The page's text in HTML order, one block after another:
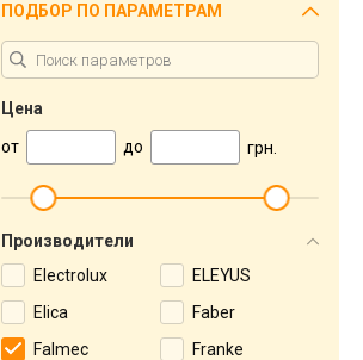
ПОДБОР ПО ПАРАМЕТРАМ
Цена
от
до грн.
Производители
Electrolux
ELEYUS
Elica
Faber
Falmec
Franke